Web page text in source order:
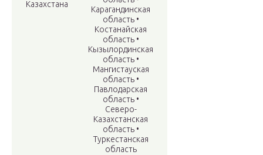
Казахстана
Карагандинская
область •
Костанайская
область •
Кызылординская
область •
Мангистауская
область •
Павлодарская
область •
Северо-
Казахстанская
область •
Туркестанская
область